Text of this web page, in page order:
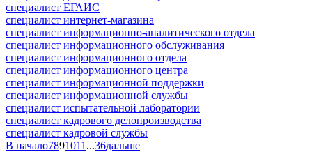
специалист ЕГАИС
специалист интернет-магазина
специалист информационно-аналитического отдела
специалист информационного обслуживания
специалист информационного отдела
специалист информационного центра
специалист информационной поддержки
специалист информационной службы
специалист испытательной лаборатории
специалист кадрового делопроизводства
специалист кадровой службы
В начало7891011 ...36дальше